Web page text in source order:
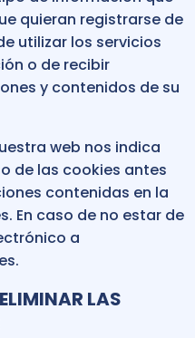
quieran registrarse de
utilizar los servicios
o de recibir
y contenidos de su
web nos indica
de las cookies antes
contenidas en la
En caso de no estar de
a
LAS